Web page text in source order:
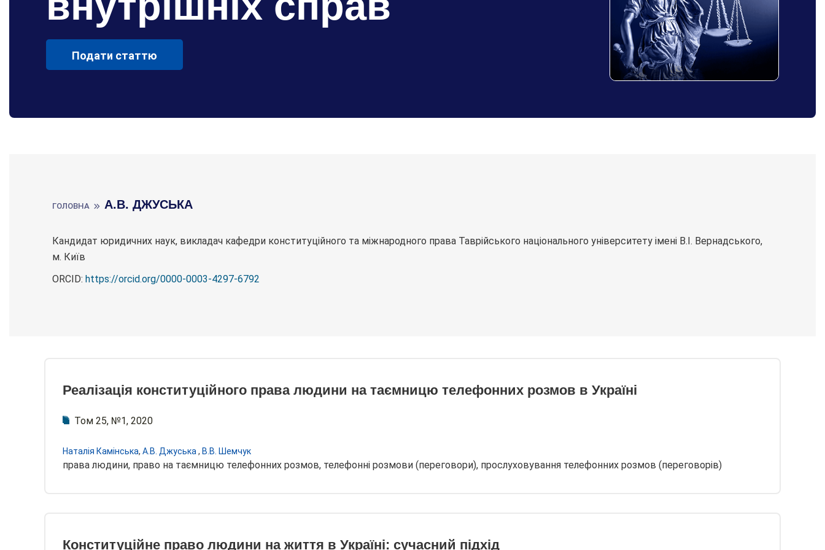
Подати статтю
ГОЛОВНА А.В. ДЖУСЬКА
Кандидат юридичних наук, викладач кафедри конституційного та міжнародного права Таврійського національного університету імені В.І. Вернадського,
м. Київ
ORCID: https://orcid.org/0000-0003-4297-6792
Реалізація конституційного права людини на таємницю телефонних розмов в Україні
Том 25, №1, 2020
Наталія Камінська, А.В. Джуська , В.В. Шемчук
права людини, право на таємницю телефонних розмов, телефонні розмови (переговори), прослуховування телефонних розмов (переговорів)
Конституційне право людини на життя в Україні: сучасний підхід